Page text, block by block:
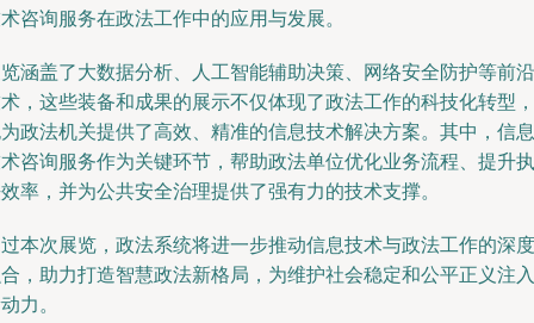
咨询服务在政法工作中的应用与发展。
涵盖了大数据分析、人工智能辅助决策、网络安全防护等前沿
，这些装备和成果的展示不仅体现了政法工作的科技化转型，
政法机关提供了高效、精准的信息技术解决方案。其中，信息
咨询服务作为关键环节，帮助政法单位优化业务流程、提升执
率，并为公共安全治理提供了强有力的技术支撑。
本次展览，政法系统将进一步推动信息技术与政法工作的深度
，助力打造智慧政法新格局，为维护社会稳定和公平正义注入
力。